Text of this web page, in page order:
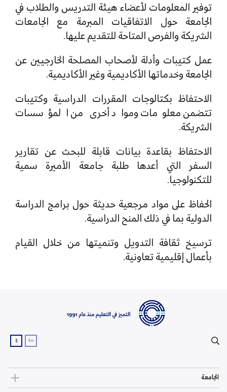
توفير المعلومات لأعضاء هيئة التدريس والطلاب في
الجامعة حول الاتفاقيات المبرمة مع الجامعات
الشريكة والفرص المتاحة للتقديم عليها.
عمل كتيبات وأدلة لأصحاب المصلحة الخارجيين عن
الجامعة وخدماتها الأكاديمية وغير الأكاديمية.
الاحتفاظ بكتالوجات المقررات الدراسية وكتيبات
تتضمن معلومات ومواد أخرى من المؤسسات
الشريكة.
الاحتفاظ بقاعدة بيانات قابلة للبحث عن تقارير
السفر التي أعدها طلبة جامعة الأميرة سمية
للتكنولوجيا.
الحفاظ على مواد مرجعية حديثة حول برامج الدراسة
الدولية بما في ذلك المنح الدراسية.
ترسيخ ثقافة التدويل وتنميتها من خلال القيام
بأعمال إقليمية تعاونية.
En ع
الجامعة